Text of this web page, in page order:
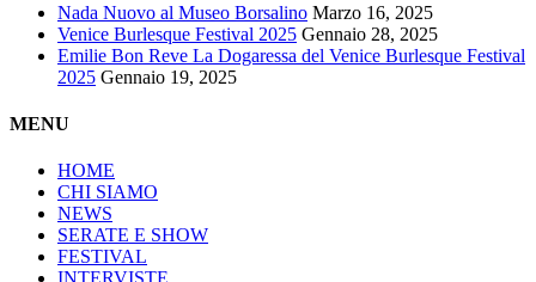
Nada Nuovo al Museo Borsalino Marzo 16, 2025
Venice Burlesque Festival 2025 Gennaio 28, 2025
Emilie Bon Reve La Dogaressa del Venice Burlesque Festival
2025 Gennaio 19, 2025
MENU
HOME
CHI SIAMO
NEWS
SERATE E SHOW
FESTIVAL